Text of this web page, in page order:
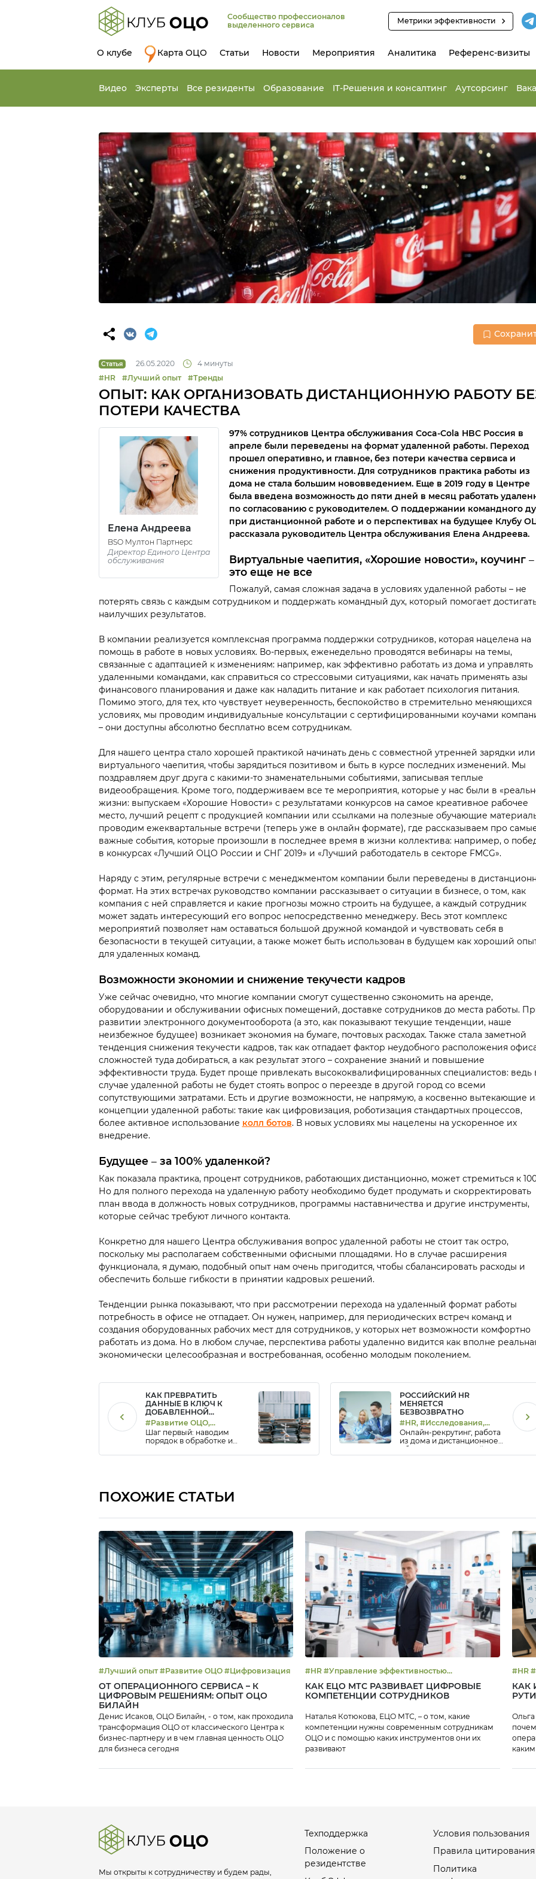
Сообщество профессионалов
выделенного сервиса
Метрики эффективности
О клубе Карта ОЦО Статьи Новости Мероприятия Аналитика Референс-визиты
Видео Эксперты Все резиденты Образование IT-Решения и консалтинг Аутсорсинг
Статья 26.05.2020
4 минуты
#HR
#Лучший опыт #Тренды
ОПЫТ: КАК ОРГАНИЗОВАТЬ ДИСТАНЦИОННУЮ РАБОТУ
ПОТЕРИ КАЧЕСТВА
Елена Андреева
BSO Мултон Партнерс
Директор Единого Центра
обслуживания
97% сотрудников Центра обслуживания Coca-Cola HBC Россия в
апреле были переведены на формат удаленной работы. Переход
прошел оперативно, и главное, без потери качества сервиса и
снижения продуктивности. Для сотрудников практика работы из
дома не стала большим нововведением. Еще в 2019 году в Центре
была введена возможность до пяти дней в месяц работать
по согласованию с руководителем. О поддержании командного
при дистанционной работе и о перспективах на будущее Клубу
рассказала руководитель Центра обслуживания Елена Андреева.
Виртуальные чаепития, «Хорошие новости», коучинг–
это еще не все
Пожалуй, самая сложная задача в условиях удаленной работы – не
потерять связь с каждым сотрудником и поддержать командный дух, который помогает
наилучших результатов.
В компании реализуется комплексная программа поддержки сотрудников, которая нацелена на
помощь в работе в новых условиях. Во-первых, еженедельно проводятся вебинары на темы,
связанные с адаптацией к изменениям: например, как эффективно работать из дома и управлять
удаленными командами, как справиться со стрессовыми ситуациями, как начать применять азы
финансового планирования и даже как наладить питание и как работает психология питания.
Помимо этого, для тех, кто чувствует неуверенность, беспокойство в стремительно меняющихся
условиях, мы проводим индивидуальные консультации с сертифицированными коучами
– они доступны абсолютно бесплатно всем сотрудникам.
Для нашего центра стало хорошей практикой начинать день с совместной утренней зарядки или
виртуального чаепития, чтобы зарядиться позитивом и быть в курсе последних изменений. Мы
поздравляем друг друга с какими-то знаменательными событиями, записывая теплые
видеообращения. Кроме того, поддерживаем все те мероприятия, которые у нас были в
жизни: выпускаем «Хорошие Новости» с результатами конкурсов на самое креативное рабочее
место, лучший рецепт с продукцией компании или ссылками на полезные обучающие
проводим ежеквартальные встречи (теперь уже в онлайн формате), где рассказываем про
важные события, которые произошли в последнее время в жизни коллектива: например, о
в конкурсах «Лучший ОЦО России и СНГ 2019» и «Лучший работодатель в секторе FMCG».
Наряду с этим, регулярные встречи с менеджментом компании были переведены в
формат. На этих встречах руководство компании рассказывает о ситуации в бизнесе, о том, как
компания с ней справляется и какие прогнозы можно строить на будущее, а каждый сотрудник
может задать интересующий его вопрос непосредственно менеджеру. Весь этот комплекс
мероприятий позволяет нам оставаться большой дружной командой и чувствовать себя в
безопасности в текущей ситуации, а также может быть использован в будущем как хороший
для удаленных команд.
Возможности экономии и снижение текучести кадров
Уже сейчас очевидно, что многие компании смогут существенно сэкономить на аренде,
оборудовании и обслуживании офисных помещений, доставке сотрудников до места работы.
развитии электронного документооборота (а это, как показывают текущие тенденции, наше
неизбежное будущее) возникает экономия на бумаге, почтовых расходах. Также стала заметной
тенденция снижения текучести кадров, так как отпадает фактор неудобного расположения
сложностей туда добираться, а как результат этого – сохранение знаний и повышение
эффективности труда. Будет проще привлекать высококвалифицированных специалистов: ведь
случае удаленной работы не будет стоять вопрос о переезде в другой город со всеми
сопутствующими затратами. Есть и другие возможности, не напрямую, а косвенно вытекающие
концепции удаленной работы: такие как цифровизация, роботизация стандартных процессов,
более активное использование колл ботов.В новых условиях мы нацелены на ускоренное их
внедрение.
Будущее –за 100% удаленкой?
Как показала практика, процент сотрудников, работающих дистанционно, может стремиться к
Но для полного перехода на удаленную работу необходимо будет продумать и скорректировать
план ввода в должность новых сотрудников, программы наставничества и другие инструменты,
которые сейчас требуют личного контакта.
Конкретно для нашего Центра обслуживания вопрос удаленной работы не стоит так остро,
поскольку мы располагаем собственными офисными площадями. Но в случае расширения
функционала, я думаю, подобный опыт нам очень пригодится, чтобы сбалансировать расходы и
обеспечить больше гибкости в принятии кадровых решений.
Тенденции рынка показывают, что при рассмотрении перехода на удаленный формат работы
потребность в офисе не отпадает. Он нужен, например, для периодических встреч команд и
создания оборудованных рабочих мест для сотрудников, у которых нет возможности комфортно
работать из дома. Но в любом случае, перспектива работы удаленно видится как вполне
экономически целесообразная и востребованная, особенно молодым поколением.
КАК ПРЕВРАТИТЬ
ДАННЫЕ В КЛЮЧ К
ДОБАВЛЕННОЙ
ЦЕННОСТИ ОЦО
#Развитие ОЦО,
#Трансформация
бизнеса, #Управление
эффективностью,
Шаг первый: наводим
порядок в обработке и
РОССИЙСКИЙ HR
МЕНЯЕТСЯ
БЕЗВОЗВРАТНО
#HR, #Исследования,
#Тренды
Онлайн-рекрутинг, работа
из дома и дистанционное
обучение: 65% российских
компаний готовы к новым
ПОХОЖИЕ СТАТЬИ
#Лучший опыт #Развитие ОЦО #Цифровизация
ОТ ОПЕРАЦИОННОГО СЕРВИСА – К
ЦИФРОВЫМ РЕШЕНИЯМ: ОПЫТ ОЦО
БИЛАЙН
Денис Исаков, ОЦО Билайн, - о том, как проходила
трансформация ОЦО от классического Центра к
бизнес-партнеру и в чем главная ценность ОЦО
для бизнеса сегодня
#HR #Управление эффективностью
#Цифровизация
КАК ЕЦО МТС РАЗВИВАЕТ ЦИФРОВЫЕ
КОМПЕТЕНЦИИ СОТРУДНИКОВ
Наталья Котюкова, ЕЦО МТС, – о том, какие
компетенции нужны современным сотрудникам
ОЦО и с помощью каких инструментов они их
развивают
КАК
Ольга
Мы открыты к сотрудничеству и будем рады,
Техподдержка
Положение о
резидентстве
Условия пользования
Правила цитирования
Политика